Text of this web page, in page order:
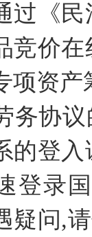
过《
竞价
项资
务协
的登
登录
疑问,